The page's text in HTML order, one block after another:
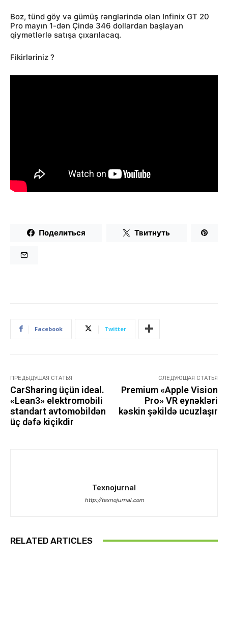
Boz, tünd göy və gümüş rənglərində olan Infinix GT 20
Pro mayın 1-dən Çində 346 dollardan başlayan
qiymətlərlə satışa çıxarılacaq.
Fikirləriniz ?
Поделиться Твитнуть
Facebook Twitter
ПРЕДЫДУЩАЯ СТАТЬЯ
CarSharing üçün ideal.
«Lean3» elektromobili
standart avtomobildən
üç dəfə kiçikdir
СЛЕДУЮЩАЯ СТАТЬЯ
Premium «Apple Vision
Pro» VR eynəkləri
kəskin şəkildə ucuzlaşır
Texnojurnal
http://texnojurnal.com
RELATED ARTICLES